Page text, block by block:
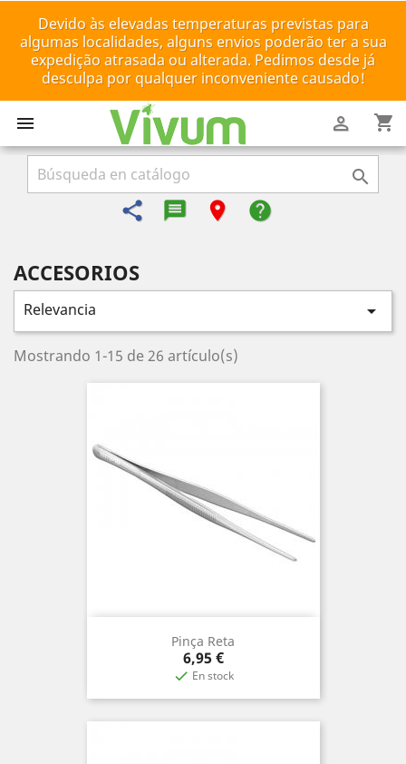
Devido às elevadas temperaturas previstas para
algumas localidades, alguns envios poderão ter a sua
expedição atrasada ou alterada. Pedimos desde já
desculpa por qualquer inconveniente causado!
 shopping_cart


share message-reply-text
room help
ACCESORIOS
Relevancia 
Mostrando 1-15 de 26 artículo(s)
Pinça Reta
Precio
6,95 €
 En stock